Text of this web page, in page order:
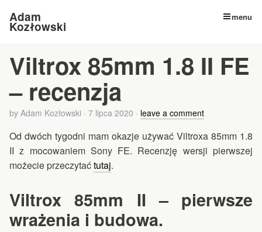
Adam
Kozłowski
menu
Viltrox 85mm 1.8 II FE
– recenzja
by Adam Kozłowski · 7 lipca 2020 · leave a comment
Od dwóch tygodni mam okazje używać Viltroxa 85mm 1.8
II z mocowaniem Sony FE. Recenzję wersji pierwszej
możecie przeczytaćtutaj.
Viltrox 85mm II – pierwsze
wrażenia i budowa.